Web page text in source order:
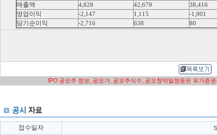
매출액
4,828 42,679
38,416
영업이익
-2,147 1,115
-1,901
당기순이익
-2,716 638 80
IPO 공모주 정보, 공모가, 공모주식수, 공모청약일정등은 유가증
접수일자